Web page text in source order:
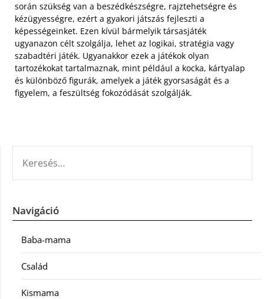
során szükség van a beszédkészségre, rajztehetségre és
kézügyességre, ezért a gyakori játszás fejleszti a
képességeinket. Ezen kívül bármelyik társasjáték
ugyanazon célt szolgálja, lehet az logikai, stratégia vagy
szabadtéri játék. Ugyanakkor ezek a játékok olyan
tartozékokat tartalmaznak, mint például a kocka, kártyalap
és különböző figurák, amelyek a játék gyorsaságát és a
figyelem, a feszültség fokozódását szolgálják.
Navigáció
Baba-mama
Család
Kismama